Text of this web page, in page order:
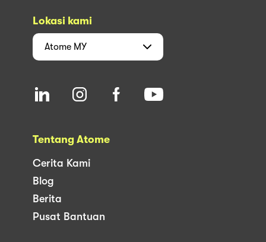
Lokasi kami
Atome MY
Tentang Atome
Cerita Kami
Blog
Berita
Pusat Bantuan